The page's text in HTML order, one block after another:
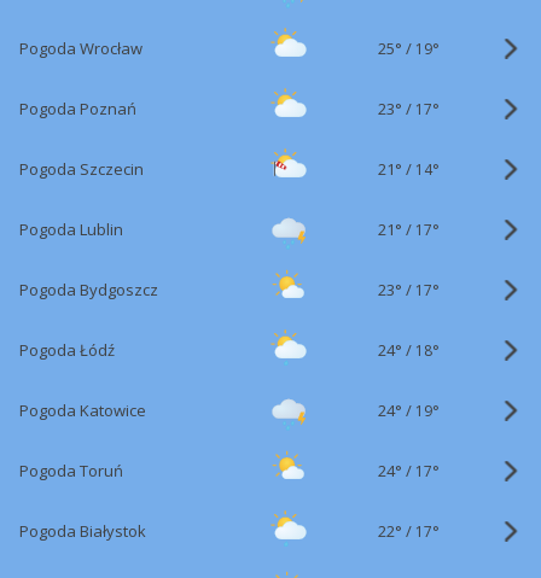
Pogoda Wrocław 25° / 19°
Pogoda Poznań 23° / 17°
Pogoda Szczecin 21° / 14°
Pogoda Lublin 21° / 17°
Pogoda Bydgoszcz 23° / 17°
Pogoda Łódź 24° / 18°
Pogoda Katowice 24° / 19°
Pogoda Toruń 24° / 17°
Pogoda Białystok 22° / 17°